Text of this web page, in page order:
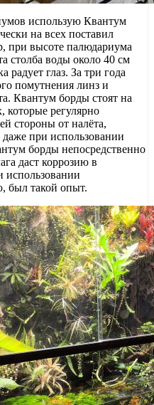
использую Квантум
на всех поставил
при высоте палюдариума
столба воды около 40 см
радует глаз. За три года
помутнения линз и
Квантум борды стоят на
которые регулярно
стороны от налёта,
даже при использовании
борды непосредственно
даст коррозию в
использовании
был такой опыт.